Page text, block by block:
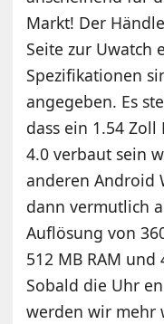
Markt! Der
Seite zur Uwatch
Spezifikationen
angegeben. Es
dass ein 1.54
4.0 verbaut sein
anderen Android
dann vermutlich
Auflösung von
512 MB RAM
Sobald die Uhr
werden wir mehr